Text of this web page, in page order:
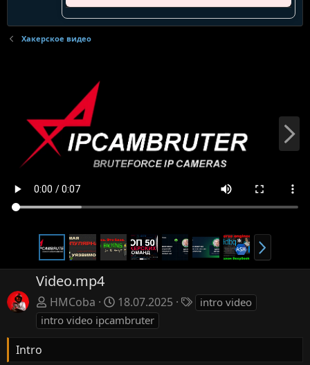
Хакерское видео
В
п
д
В
п
Video.mp4
HMCoba 18.07.2025
intro video
intro video ipcambruter
Intro